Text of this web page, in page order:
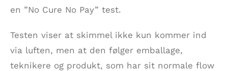
en ”No Cure No Pay” test.
Testen viser at skimmel ikke kun kommer ind
via luften, men at den følger emballage,
teknikere og produkt, som har sit normale flow